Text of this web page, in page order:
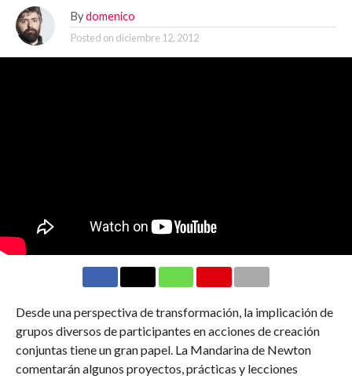
By domenico
Posted on diciembre 12, 2012
Desde una perspectiva de transformación, la implicación de
grupos diversos de participantes en acciones de creación
conjuntas tiene un gran papel. La Mandarina de Newton
comentarán algunos proyectos, prácticas y lecciones